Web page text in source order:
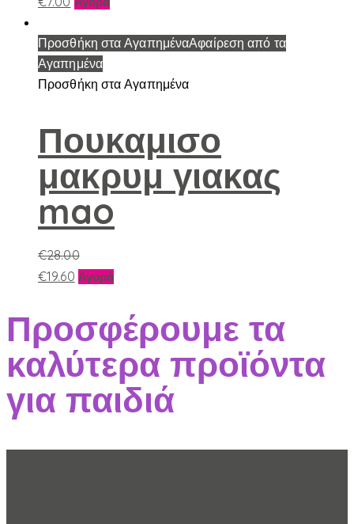
σελίδα
προϊόντος
προϊόν
πολλαπλές
επιλογές
μπορούν
να
επιλεγούν
στη
του
προϊόντος
Προσθήκη στα ΑγαπημέναΑφαίρεση από τα
Αγαπημένα
Προσθήκη στα Αγαπημένα
Πουκαμισο
μακρυμ γιακας
mao
€28.00
€19.60 ΑγοράΑυτό
προϊόν
έχει
πολλαπλές
παραλλαγές.
Οι
Προσφέρουμε τα
καλύτερα προϊόντα
για παιδιά